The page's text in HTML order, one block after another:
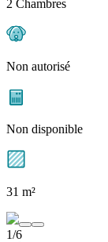
2 Chambres
Non autorisé
Non disponible
31 m²
1/6